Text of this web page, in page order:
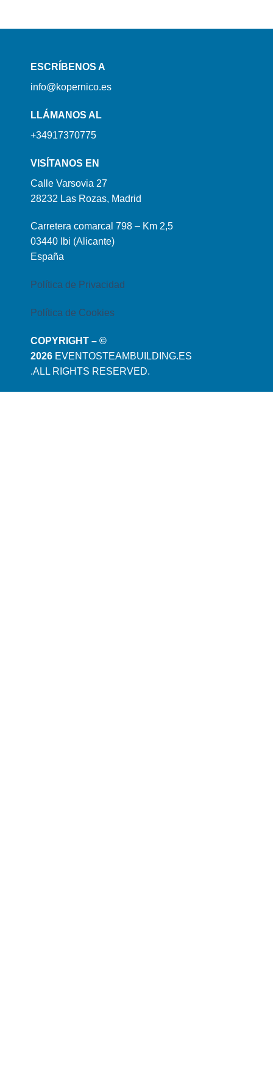
ESCRÍBENOS A
info@kopernico.es
LLÁMANOS AL
+34917370775
VISÍTANOS EN
Calle Varsovia 27
28232 Las Rozas, Madrid
Carretera comarcal 798 – Km 2,5
03440 Ibi (Alicante)
España
Política de Privacidad
Política de Cookies
COPYRIGHT – ©
2026 EVENTOSTEAMBUILDING.ES
.ALL RIGHTS RESERVED.